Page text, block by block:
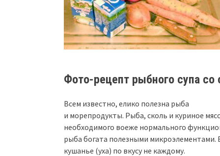
Фото-рецепт рыбного супа
Всем известно, елико полезна рыба
и морепродукты. Рыба, сколь и куриное
необходимого воеже нормального
рыба богата полезными
кушанье (уха) по вкусу не каждому.